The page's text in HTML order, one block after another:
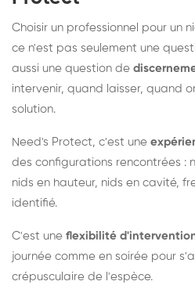
Choisir un professionnel pour un
ce n'est pas seulement une
aussi une question de
intervenir, quand laisser, quand
solution.
Need's Protect, c'est une
des configurations rencontrées :
nids en hauteur, nids en cavité,
identifié.
C'est une flexibilité
journée comme en soirée pour
crépusculaire de l'espèce.